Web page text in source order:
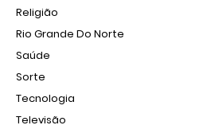
Religião
Rio Grande Do Norte
Saúde
Sorte
Tecnologia
Televisão